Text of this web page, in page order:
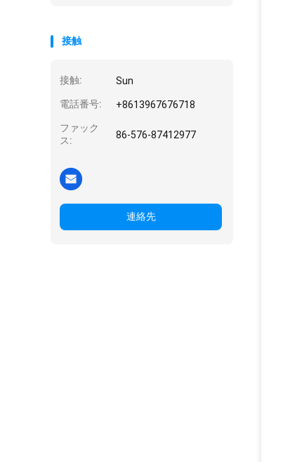
接触
接触: Sun
電話番号: +8613967676718
ファック
ス:
86-576-87412977
連絡先